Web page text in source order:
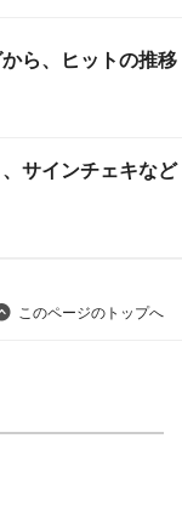
ら、ヒットの推移
サインチェキなど
このページのトップへ